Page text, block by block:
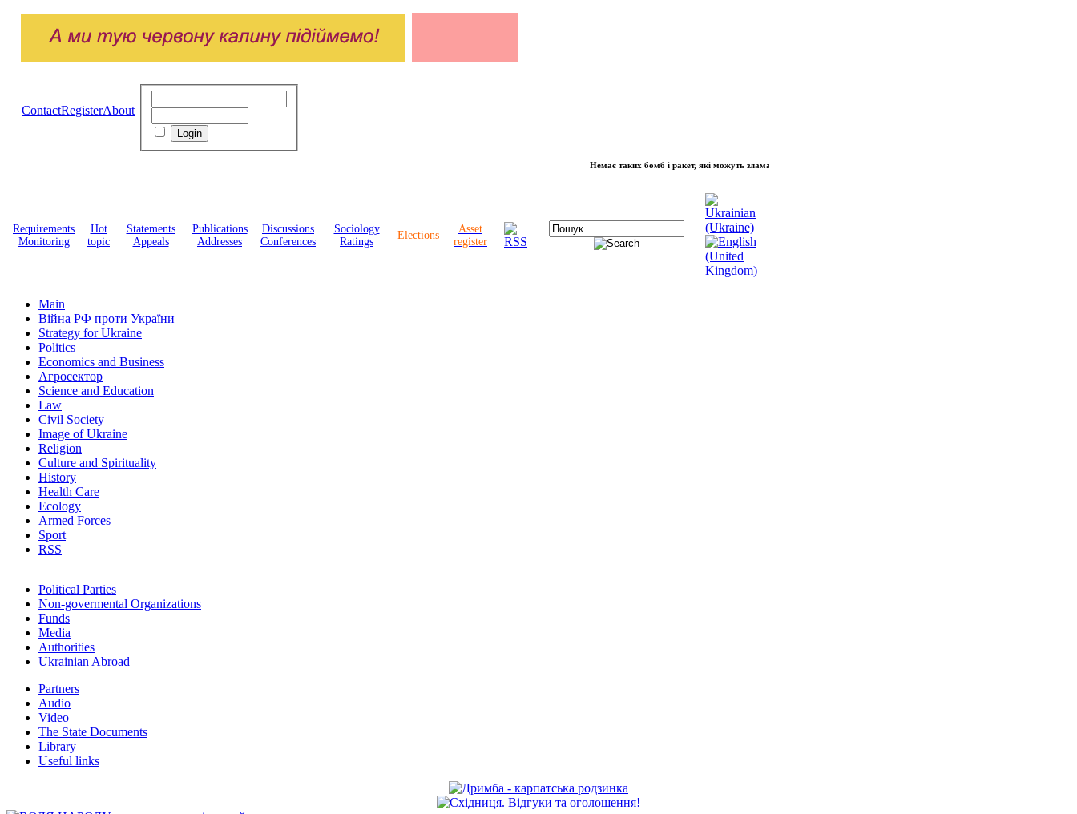
ContactRegisterAbout
Немає таких бомб і ракет, які можуть зламати волю народу, - Президент України Володимир Зеленський
Requirements
Monitoring
Hot
topic
Statements
Appeals
Publications
Addresses
Discussions
Conferences
Sociology
Ratings
Elections
Asset
register
Main
Війна РФ проти України
Strategy for Ukraine
Politics
Economics and Business
Агросектор
Science and Education
Law
Civil Society
Image of Ukraine
Religion
Culture and Spirituality
History
Health Care
Ecology
Armed Forces
Sport
RSS
Political Parties
Non-govermental Organizations
Funds
Мedia
Authorities
Ukrainian Abroad
Partners
Audio
Video
The State Documents
Library
Useful links